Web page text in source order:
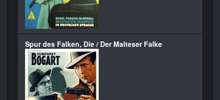
Spur des Falken, Die / Der Malteser Falke